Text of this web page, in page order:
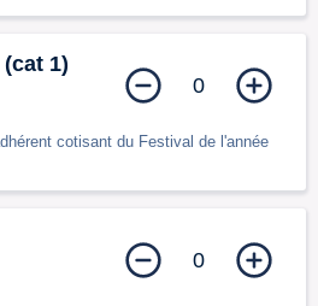
1)
cotisant du Festival de l'année
0
0